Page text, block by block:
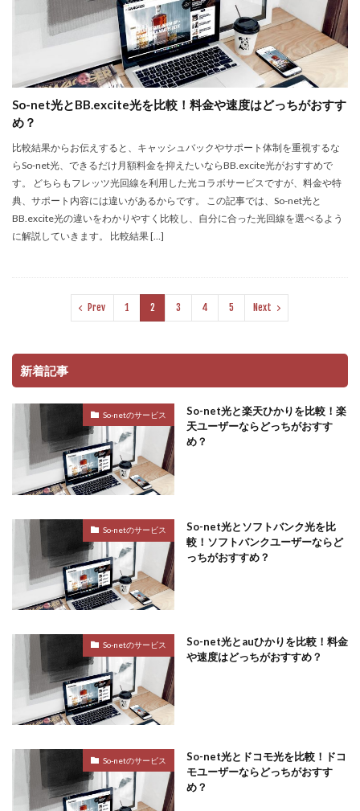
So-net光とBB.excite光を比較！料金や速度はどっちがおすす
め？
比較結果からお伝えすると、キャッシュバックやサポート体制を重視するな
らSo-net光、できるだけ月額料金を抑えたいならBB.excite光がおすすめで
す。 どちらもフレッツ光回線を利用した光コラボサービスですが、料金や特
典、サポート内容には違いがあるからです。 この記事では、So-net光と
BB.excite光の違いをわかりやすく比較し、自分に合った光回線を選べるよう
に解説していきます。 比較結果 […]
Prev 1 2 3 4 5 Next
新着記事
So-netのサービス
So-net光と楽天ひかりを比較！楽
天ユーザーならどっちがおすす
め？
So-netのサービス
So-net光とソフトバンク光を比
較！ソフトバンクユーザーならど
っちがおすすめ？
So-netのサービス
So-net光とauひかりを比較！料金
や速度はどっちがおすすめ？
So-netのサービス
So-net光とドコモ光を比較！ドコ
モユーザーならどっちがおすす
め？